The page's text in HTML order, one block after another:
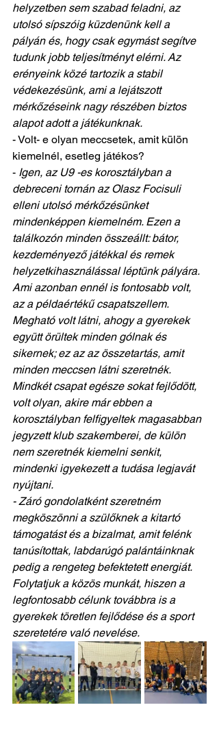
helyzetben sem szabad feladni, az
utolsó sípszóig küzdenünk kell a
pályán és, hogy csak egymást segítve
tudunk jobb teljesítményt elérni. Az
erényeink közé tartozik a stabil
védekezésünk, ami a lejátszott
mérkőzéseink nagy részében biztos
alapot adott a játékunknak.
- Volt- e olyan meccsetek, amit külön
kiemelnél, esetleg játékos?
- Igen, az U9 -es korosztályban a
debreceni tornán az Olasz Focisuli
elleni utolsó mérkőzésünket
mindenképpen kiemelném. Ezen a
találkozón minden összeállt: bátor,
kezdeményező játékkal és remek
helyzetkihasználással léptünk pályára.
Ami azonban ennél is fontosabb volt,
az a példaértékű csapatszellem.
Megható volt látni, ahogy a gyerekek
együtt örültek minden gólnak és
sikernek; ez az az összetartás, amit
minden meccsen látni szeretnék.
Mindkét csapat egésze sokat fejlődött,
volt olyan, akire már ebben a
korosztályban felfigyeltek magasabban
jegyzett klub szakemberei, de külön
nem szeretnék kiemelni senkit,
mindenki igyekezett a tudása legjavát
nyújtani.
- Záró gondolatként szeretném
megköszönni a szülőknek a kitartó
támogatást és a bizalmat, amit felénk
tanúsítottak, labdarúgó palántáinknak
pedig a rengeteg befektetett energiát.
Folytatjuk a közös munkát, hiszen a
legfontosabb célunk továbbra is a
gyerekek töretlen fejlődése és a sport
szeretetére való nevelése.